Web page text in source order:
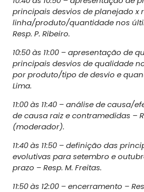
principais desvios de planejado x
linha/produto/quantidade nos
Resp. P. Ribeiro.
10:50 às 11:00 – apresentação de
principais desvios de qualidade
por produto/tipo de desvio e
Lima.
11:00 às 11:40 – análise de causa/
de causa raiz e contramedidas –
(moderador).
11:40 às 11:50 – definição das
evolutivas para setembro e
prazo – Resp. M. Freitas.
11:50 às 12:00 – encerramento –